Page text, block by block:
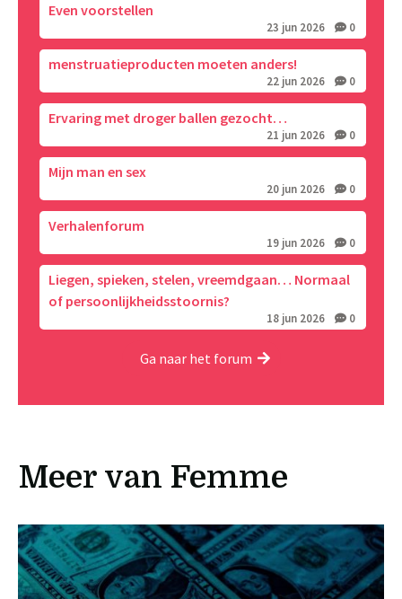
Even voorstellen
23 jun 2026 0
menstruatieproducten moeten anders!
22 jun 2026 0
Ervaring met droger ballen gezocht…
21 jun 2026 0
Mijn man en sex
20 jun 2026 0
Verhalenforum
19 jun 2026 0
Liegen, spieken, stelen, vreemdgaan… Normaal
of persoonlijkheidsstoornis?
18 jun 2026 0
Ga naar het forum
Meer van Femme